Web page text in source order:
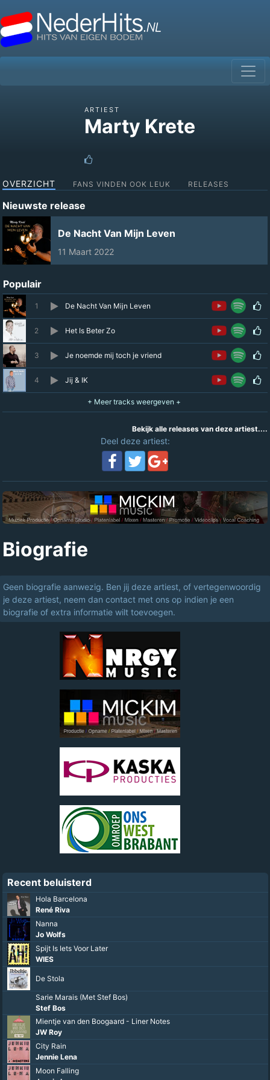
ARTIEST
Marty Krete
OVERZICHT FANS VINDEN OOK LEUK RELEASES
Nieuwste release
De Nacht Van Mijn Leven
11 Maart 2022
Populair
1 De Nacht Van Mijn Leven
2 Het Is Beter Zo
3 Je noemde mij toch je vriend
4 Jij & IK
Bekijk alle releases van deze artiest....
Deel deze artiest:
Biografie
Geen biografie aanwezig. Ben jij deze artiest, of vertegenwoordig
je deze artiest, neem dan contact met ons op indien je een
biografie of extra informatie wilt toevoegen.
Recent beluisterd
Hola Barcelona
René Riva
Nanna
Jo Wolfs
Spijt Is Iets Voor Later
WIES
De Stola
Sarie Marais (Met Stef Bos)
Stef Bos
Mientje van den Boogaard - Liner Notes
JW Roy
City Rain
Jennie Lena
Moon Falling